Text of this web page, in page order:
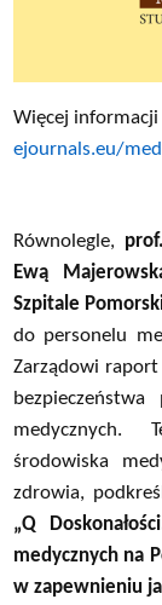
Więcej
ejournals.eu/
Równolegle,
Ewą
Szpitale
do personelu
Zarządowi
medycznych.
środowiska
zdrowia,
„Q
medycznych na
w zapewnieniu